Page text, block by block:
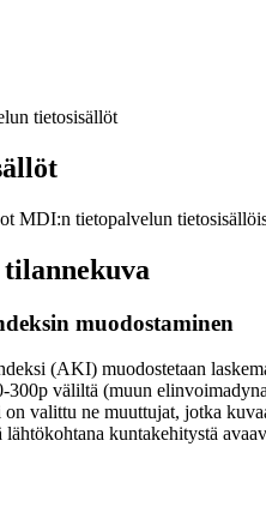
tietosisällöt
MDI:n tietopalvelun
muodostaminen
(AKI) muodostetaan
300p väliltä (muun
valittu ne muuttujat, jotka
kuntakehitystä